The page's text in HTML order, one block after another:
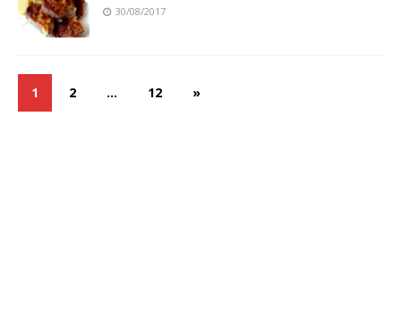
30/08/2017
1 2 … 12 »